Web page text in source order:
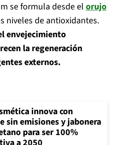
se formula desde el orujo
niveles de antioxidantes.
envejecimiento
la regeneración
externos.
innova con
sin emisiones y jabonera
para ser 100%